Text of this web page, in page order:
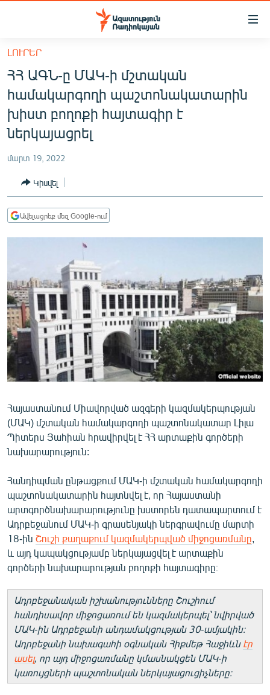
Մատչելիության
հիմնական
բովանդակությանը
Անցնել
հիմնական
մենյուին
Որոնում
ՔԱՂԱՔԱԿԱՆ
ԸՆՏՐՈՒԹՅՈՒՆՆԵՐ 2026
ՏՆՏԵՍՈՒԹՅՈՒՆ
ՂԱՐԱԲԱՂ
ՊԱՏԵՐԱԶՄԻ 6 ՇԱԲԱԹՆԵՐԸ
ՏԱՐԱԾԱՇՐՋԱՆ
ՄԻՋԱԶԳԱՅԻՆ
ՄՇԱԿՈՒՅԹ
ՍՊՈՐՏ
ՄԵԿՆԱԲԱՆՈՒԹՅՈՒՆ
ՏՏ ԵՒ ԻՆՏԵՐՆԵՏ
ԱՐԽԻՎ
ՏԵՍԱՆՅՈՒԹԵՐ
ԲԱՆԱՎԵՃ
ՁԳՏԵԼՈՎ ԼԱՎԱԳՈՒՅՆԻՆ
ՓՈԴՔԱՍԹ
Հայերեն
English
Русский
ՀԵՏԵՎԵՔ ՄԵԶ
ԼՈՒՐԵՐ
ՀՀ ԱԳՆ-ը ՄԱԿ-ի մշտական
համակարգողի պաշտոնակատարին
խիստ բողոքի հայտագիր է
ներկայացրել
մարտ 19, 2022
Կիսվել
Ավելացրեք մեզ Google-ում
Հայաստանում Միավորված ազգերի կազմակերպության
(ՄԱԿ) մշտական համակարգողի պաշտոնակատար Լիլա
Պիտերս Յահիան հրավիրվել է ՀՀ արտաքին գործերի
նախարարություն:
Հանդիպման ընթացքում ՄԱԿ-ի մշտական համակարգողի
պաշտոնակատարին հայտնվել է, որ Հայաստանի
արտգործնախարարությունը խստորեն դատապարտում է
Ադրբեջանում ՄԱԿ-ի գրասենյակի ներգրավումը մարտի
18-ին Շուշի քաղաքում կազմակերպված միջոցառմանը
և այդ կապակցությամբ ներկայացվել է արտաքին
գործերի նախարարության բողոքի հայտագիրը։
Ադրբեջանական իշխանությունները Շուշիում
հանդիսավոր միջոցառում են կազմակերպել՝ նվիրված
ՄԱԿ-ին Ադրբեջանի անդամակցության 30-ամյակին։
Ադրբեջանի նախագահի օգնական Հիքմեթ Հաջիևն էր
ասել, որ այդ միջոցառմանը կմասնակցեն ՄԱԿ-ի
կառույցների պաշտոնական ներկայացուցիչները։